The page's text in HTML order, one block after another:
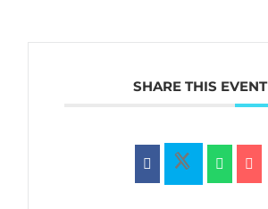
SHARE THIS EVENT